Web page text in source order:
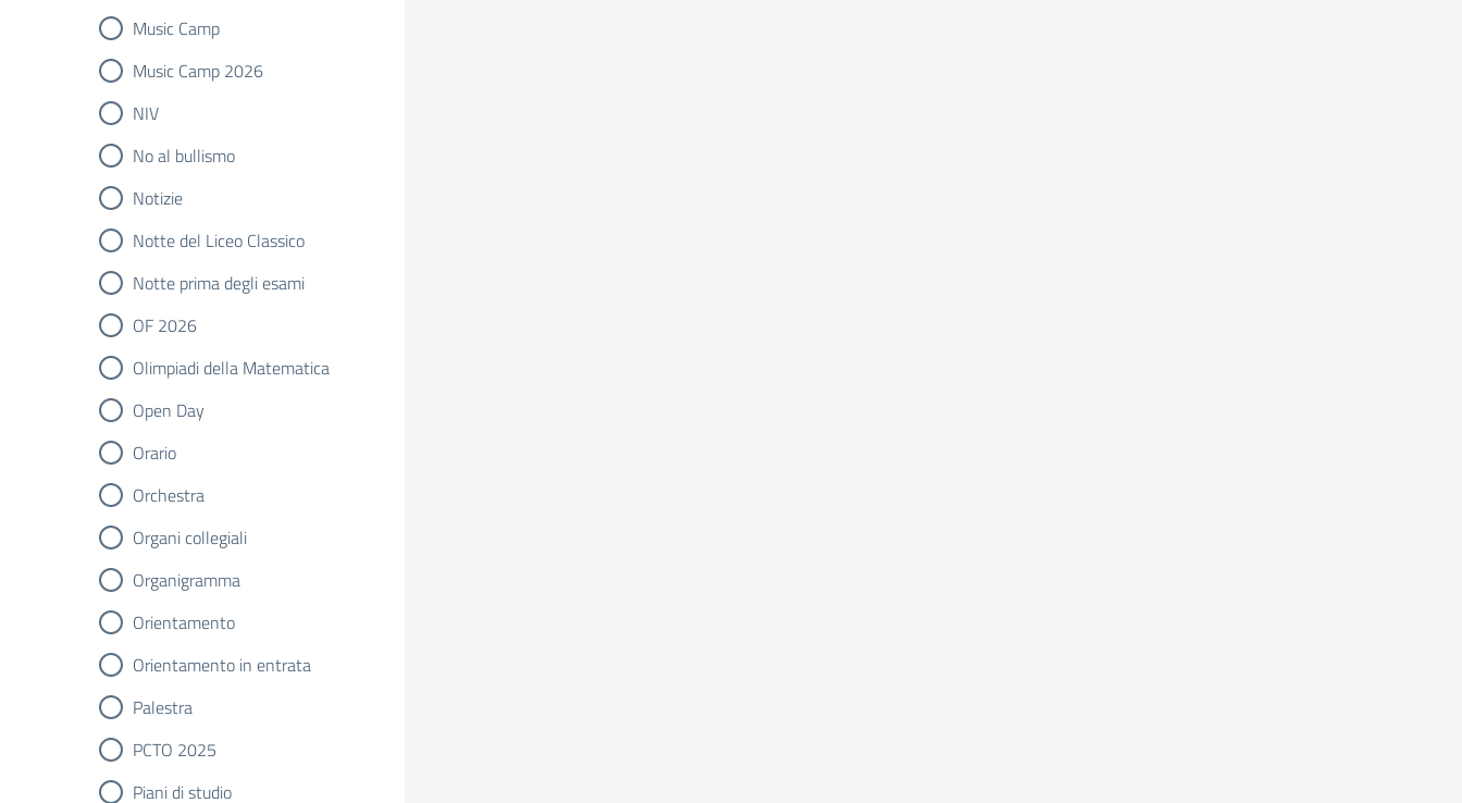
Music Camp
Music Camp 2026
NIV
No al bullismo
Notizie
Notte del Liceo Classico
Notte prima degli esami
OF 2026
Olimpiadi della Matematica
Open Day
Orario
Orchestra
Organi collegiali
Organigramma
Orientamento
Orientamento in entrata
Palestra
PCTO 2025
Piani di studio